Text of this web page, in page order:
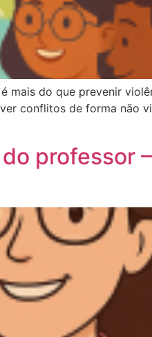
é mais do que prevenir
conflitos de forma não
do professor